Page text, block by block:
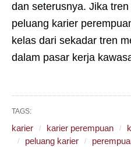
dan seterusnya. Jika
peluang karier
kelas dari sekadar tren
dalam pasar kerja
TAGS:
karier karier perempuan
peluang karier